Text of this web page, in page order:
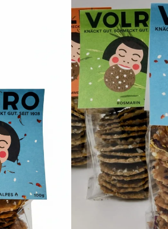
-
KÜMMEL